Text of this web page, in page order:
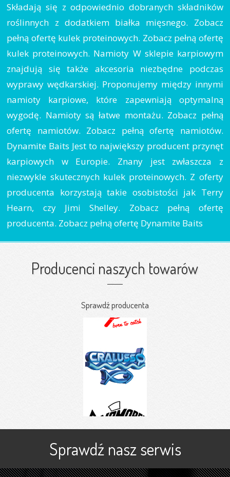
Składają się z odpowiednio dobranych składników
roślinnych z dodatkiem białka mięsnego. Zobacz
pełną ofertę kulek proteinowych. Zobacz pełną ofertę
kulek proteinowych. Namioty W sklepie karpiowym
znajdują się także akcesoria niezbędne podczas
wyprawy wędkarskiej. Proponujemy między innymi
namioty karpiowe, które zapewniają optymalną
wygodę. Namioty są łatwe montażu. Zobacz pełną
ofertę namiotów. Zobacz pełną ofertę namiotów.
Dynamite Baits Jest to największy producent przynęt
karpiowych w Europie. Znany jest zwłaszcza z
niezwykle skutecznych kulek proteinowych. Z oferty
producenta korzystają takie osobistości jak Terry
Hearn, czy Jimi Shelley. Zobacz pełną ofertę
producenta. Zobacz pełną ofertę Dynamite Baits
Producenci naszych towarów
Sprawdź producenta
Sprawdź nasz serwis